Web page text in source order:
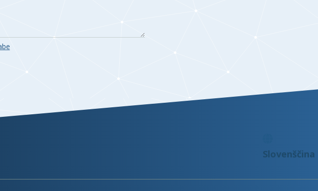
Slovenščina